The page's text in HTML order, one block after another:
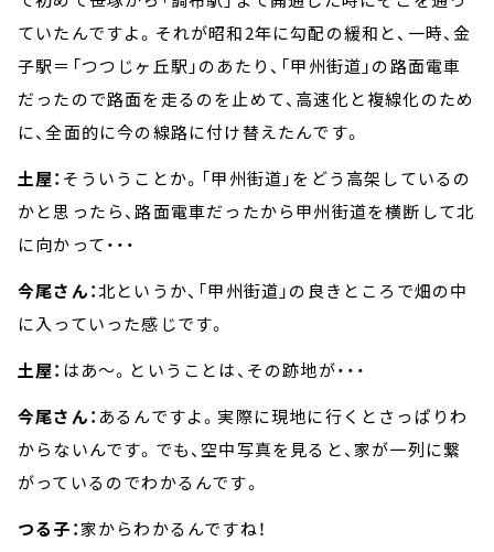
ていたんですよ。それが昭和2年に勾配の緩和と、一時、金
子駅＝「つつじヶ丘駅」のあたり、「甲州街道」の路面電車
だったので路面を走るのを止めて、高速化と複線化のため
に、全面的に今の線路に付け替えたんです。
土屋： そういうことか。「甲州街道」をどう高架しているの
かと思ったら、路面電車だったから甲州街道を横断して北
に向かって・・・
今尾さん：北というか、「甲州街道」の良きところで畑の中
に入っていった感じです。
土屋： はあ～。ということは、その跡地が・・・
今尾さん： あるんですよ。実際に現地に行くとさっぱりわ
からないんです。でも、空中写真を見ると、家が一列に繋
がっているのでわかるんです。
つる子：家からわかるんですね！